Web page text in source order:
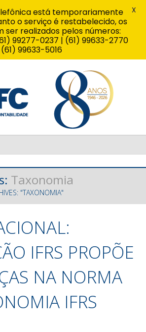
Taxonomia
"TAXONOMIA"
IFRS PROPÕE
NA NORMA
IFRS
está temporariamente
o serviço é restabelecido, os
realizados pelos números:
99277-0237 | (61) 99633-2770
99633-5016
X